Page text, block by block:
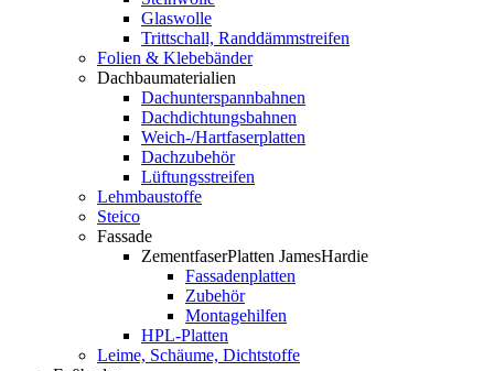
Glaswolle
Trittschall, Randdämmstreifen
Folien & Klebebänder
Dachbaumaterialien
Dachunterspannbahnen
Dachdichtungsbahnen
Weich-/Hartfaserplatten
Dachzubehör
Lüftungsstreifen
Lehmbaustoffe
Steico
Fassade
ZementfaserPlatten JamesHardie
Fassadenplatten
Zubehör
Montagehilfen
HPL-Platten
Leime, Schäume, Dichtstoffe